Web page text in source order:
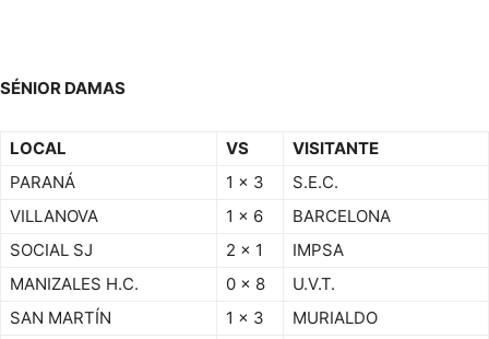
SÉNIOR DAMAS
LOCAL VS
VISITANTE
PARANÁ
1 x 3
S.E.C.
VILLANOVA
1 x 6
BARCELONA
SOCIAL SJ
2 x 1
IMPSA
MANIZALES H.C.
0 x 8
U.V.T.
SAN MARTÍN
1 x 3
MURIALDO